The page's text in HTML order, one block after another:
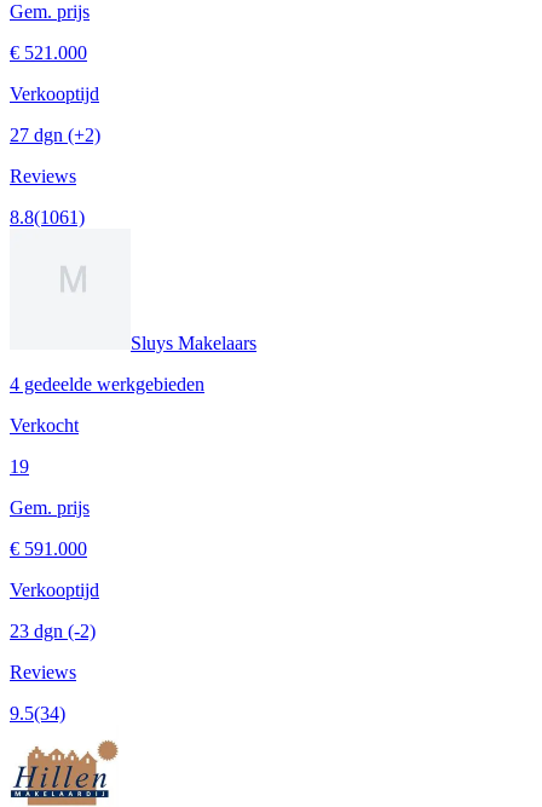
Gem. prijs
€ 521.000
Verkooptijd
27 dgn (+2)
Reviews
8.8(1061)
Sluys Makelaars
4 gedeelde werkgebieden
Verkocht
19
Gem. prijs
€ 591.000
Verkooptijd
23 dgn (-2)
Reviews
9.5(34)